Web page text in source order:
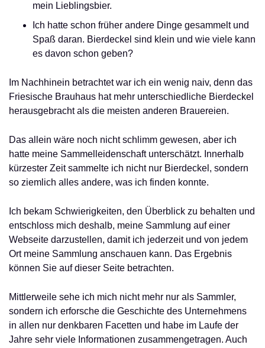
mein Lieblingsbier.
Ich hatte schon früher andere Dinge gesammelt und
Spaß daran. Bierdeckel sind klein und wie viele kann
es davon schon geben?
Im Nachhinein betrachtet war ich ein wenig naiv, denn das
Friesische Brauhaus hat mehr unterschiedliche Bierdeckel
herausgebracht als die meisten anderen Brauereien.
Das allein wäre noch nicht schlimm gewesen, aber ich
hatte meine Sammelleidenschaft unterschätzt. Innerhalb
kürzester Zeit sammelte ich nicht nur Bierdeckel, sondern
so ziemlich alles andere, was ich finden konnte.
Ich bekam Schwierigkeiten, den Überblick zu behalten und
entschloss mich deshalb, meine Sammlung auf einer
Webseite darzustellen, damit ich jederzeit und von jedem
Ort meine Sammlung anschauen kann. Das Ergebnis
können Sie auf dieser Seite betrachten.
Mittlerweile sehe ich mich nicht mehr nur als Sammler,
sondern ich erforsche die Geschichte des Unternehmens
in allen nur denkbaren Facetten und habe im Laufe der
Jahre sehr viele Informationen zusammengetragen. Auch